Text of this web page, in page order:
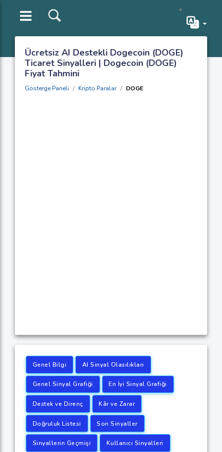
Ücretsiz AI Destekli Dogecoin (DOGE)
Ticaret Sinyalleri | Dogecoin (DOGE)
Fiyat Tahmini
Gösterge Paneli Kripto Paralar DOGE
Genel Bilgi AI Sinyal Olasılıkları
Genel Sinyal Grafiği En İyi Sinyal Grafiği
Destek ve Direnç Kâr ve Zarar
Doğruluk Listesi Son Sinyaller
Sinyallerin Geçmişi Kullanıcı Sinyalleri